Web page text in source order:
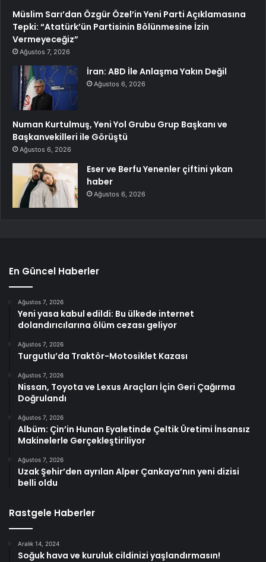
Müslim Sarı’dan Özgür Özel’in Yeni Parti Açıklamasına
Tepki: “Atatürk’ün Partisinin Bölünmesine İzin
Vermeyeceğiz”
Ağustos 7, 2026
İran: ABD İle Anlaşma Yakın Değil
Ağustos 6, 2026
Numan Kurtulmuş, Yeni Yol Grubu Grup Başkanı ve
Başkanvekilleri ile Görüştü
Ağustos 6, 2026
Eser ve Berfu Yenenler çiftini yıkan
haber
Ağustos 6, 2026
En Güncel Haberler
Ağustos 7, 2026
Yeni yasa kabul edildi: Bu ülkede internet
dolandırıcılarına ölüm cezası geliyor
Ağustos 7, 2026
Turgutlu’da Traktör-Motosiklet Kazası
Ağustos 7, 2026
Nissan, Toyota ve Lexus Araçları İçin Geri Çağırma
Doğrulandı
Ağustos 7, 2026
Albüm: Çin’in Hunan Eyaletinde Çeltik Üretimi İnsansız
Makinelerle Gerçekleştiriliyor
Ağustos 7, 2026
Uzak Şehir’den ayrılan Alper Çankaya’nın yeni dizisi
belli oldu
Rastgele Haberler
Aralık 14, 2024
Soğuk hava ve kuruluk cildinizi yaşlandırmasın!